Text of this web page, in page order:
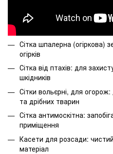
Сітка шпалерна (огіркова)
огірків
Сітка від птахів: для
шкідників
Сітки вольєрні, для огорож:
та дрібних тварин
Сітка антимоскітна:
приміщення
Касети для розсади:
матеріал